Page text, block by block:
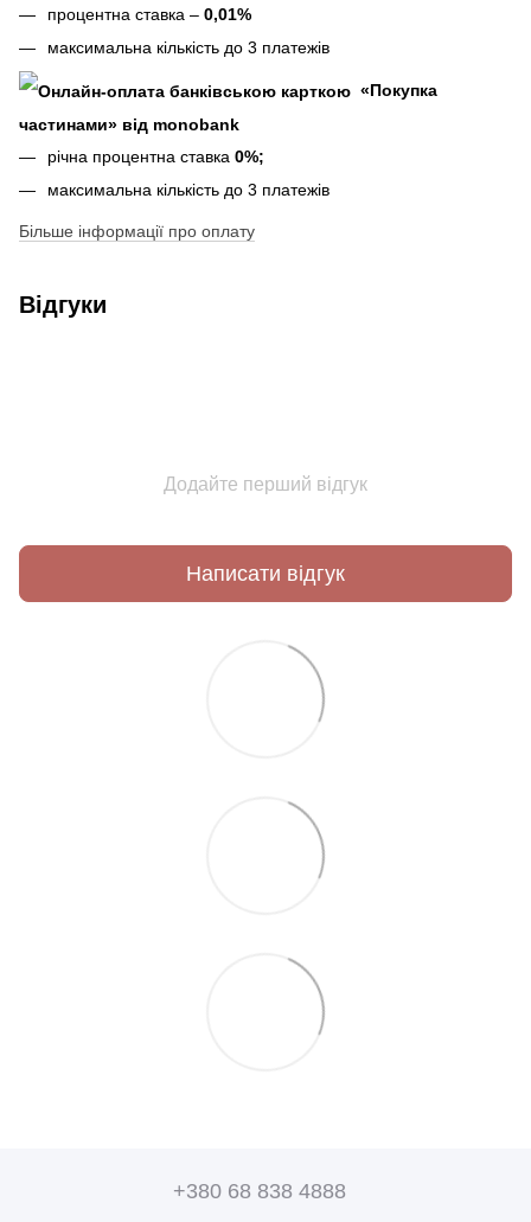
процентна ставка – 0,01%
максимальна кількість до 3 платежів
«Покупка
частинами» від monobank
річна процентна ставка 0%;
максимальна кількість до 3 платежів
Більше інформації про оплату
Відгуки
Додайте перший відгук
Написати відгук
+380 68 838 4888